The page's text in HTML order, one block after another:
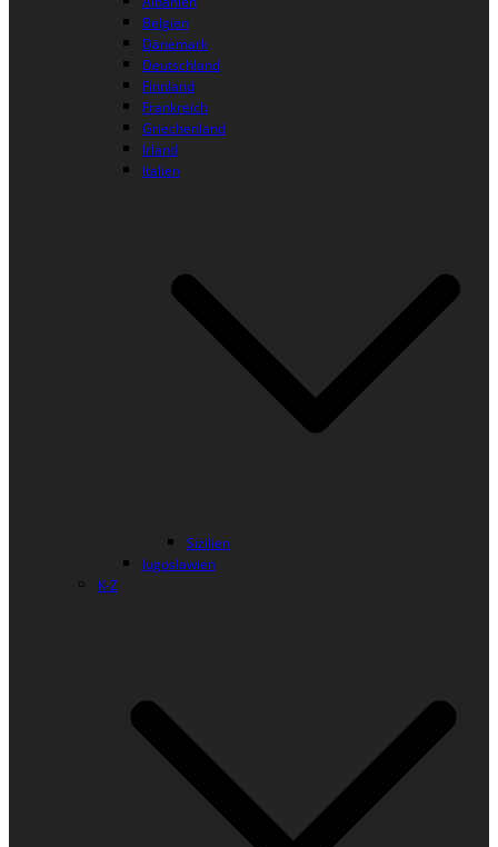
Belgien
Dänemark
Deutschland
Finnland
Frankreich
Griechenland
Irland
Italien
Sizilien
Jugoslawien
K-Z